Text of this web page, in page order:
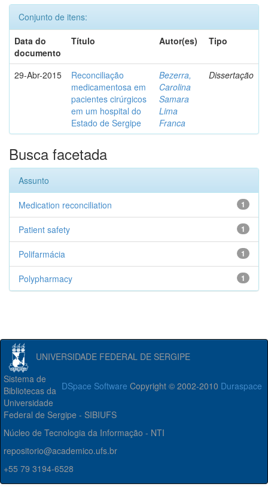
Conjunto de itens:
Data do
documento
Título Autor(es) Tipo
29-Abr-2015
Reconciliação
medicamentosa em
pacientes cirúrgicos
em um hospital do
Estado de Sergipe
Bezerra,
Carolina
Samara
Lima
Franca
Dissertação
Busca facetada
Assunto
1
Medication reconciliation
1
Patient safety
1
Polifarmácia
1
Polypharmacy
UNIVERSIDADE FEDERAL DE SERGIPE
DSpace Software Copyright © 2002-2010 Duraspace
Sistema de
Bibliotecas da
Universidade
Federal de Sergipe - SIBIUFS
Núcleo de Tecnologia da Informação - NTI
repositorio@academico.ufs.br
+55 79 3194-6528